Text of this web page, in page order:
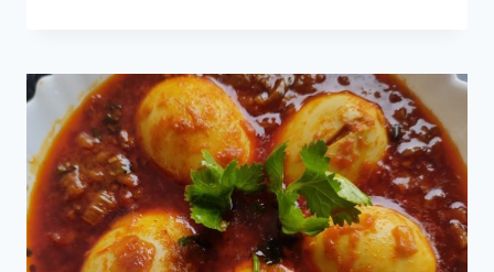
ചെറുപയർ
കൊണ്ട്
ഒരു
കിടിലൻ
ദോശ;
മിനുട്ടിൽ
നല്ല
സോഫ്റ്റ്